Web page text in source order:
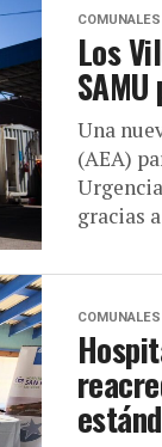
COMUNALES
Los
Una
(AEA)
gracias
COMUNALES